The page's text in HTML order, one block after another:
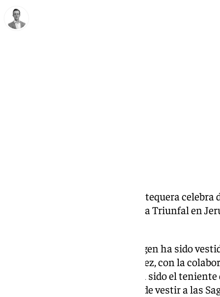
La cofradía de la Pollinica de Antequera
festividad del Señor a su Entrada Triunfal en
Para la ocasión, la Sagrada Imagen ha sido
antequerano José Carlos Jiménez, con la
López, tras la etapa en la que ha sido el
González, quién se ha ocupado de vestir a las